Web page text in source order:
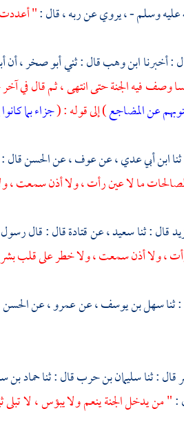
عليه وسلم - ، يروي عن ربه ، قال :"
: أخبرناابن وهبقال : ثنيأبو صخر ،أن
وصف فيه الجنة حتى انتهى ، ثم قال
عن المضاجع) إلى قوله : (جزاء بما
ابن أبي عدي ،عنعوف ،عنالحسنقال
ما لا عين رأت ، ولا أذن سمعت
قال : ثناسعيد ،عنقتادةقال : قال
، ولا أذن سمعت ، ولا خطر على قلب
ثناسهل بن يوسف ،عنعمرو ،عنالحسن
قال : ثناسليمان بن حربقال : ثناحماد بن
:" من يدخل الجنة ينعم ولا يبؤس ، لا